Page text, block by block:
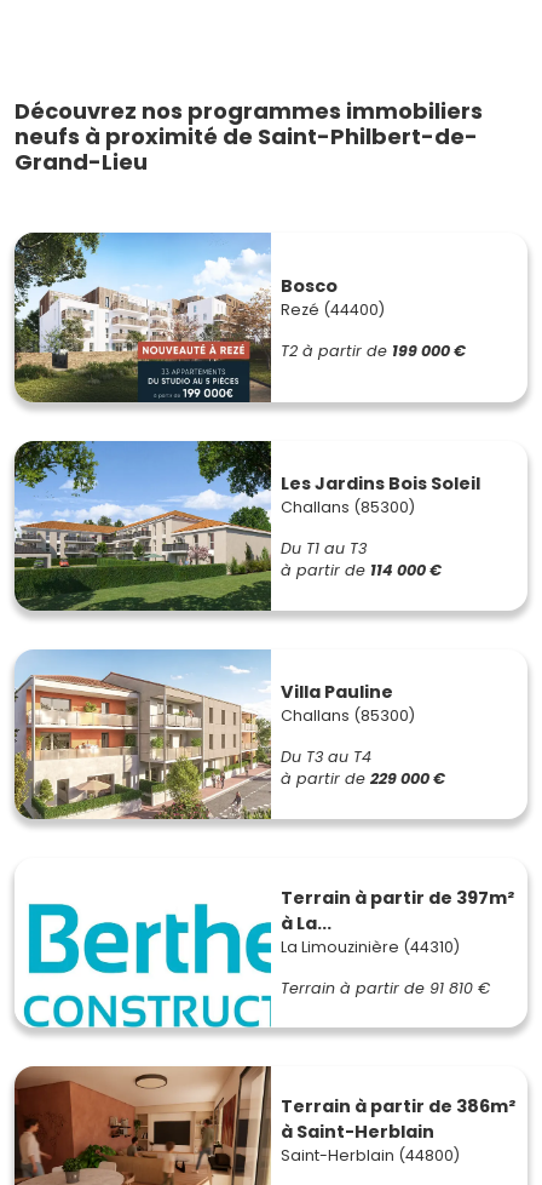
Découvrez nos programmes immobiliers
neufs à proximité de Saint-Philbert-de-
Grand-Lieu
Bosco
Rezé (44400)
T2 à partir de 199 000 €
Les Jardins Bois Soleil
Challans (85300)
Du T1 au T3
à partir de 114 000 €
Villa Pauline
Challans (85300)
Du T3 au T4
à partir de 229 000 €
Terrain à partir de 397m²
à La...
La Limouzinière (44310)
Terrain à partir de 91 810 €
Terrain à partir de 386m²
à Saint-Herblain
Saint-Herblain (44800)